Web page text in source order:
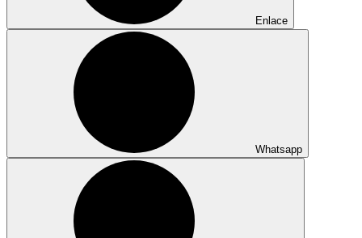
Enlace
Whatsapp